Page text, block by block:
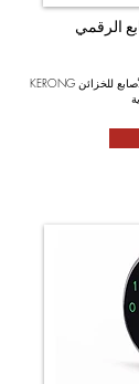
الرقمي
KERONG قفل درج بلوتوث رقمي صغير لبصمات الأصابع للخزائن